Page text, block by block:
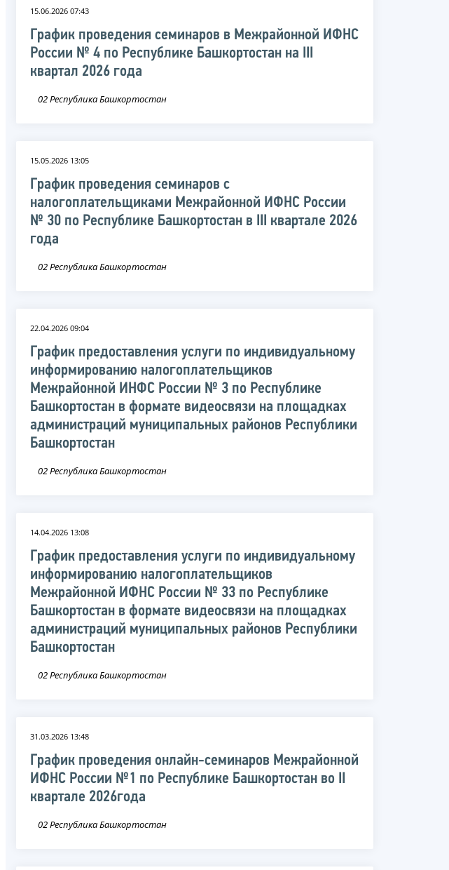
15.06.2026 07:43
График проведения семинаров в Межрайонной ИФНС
России № 4 по Республике Башкортостан на III
квартал 2026 года
02 Республика Башкортостан
15.05.2026 13:05
График проведения семинаров с
налогоплательщиками Межрайонной ИФНС России
№ 30 по Республике Башкортостан в III квартале 2026
года
02 Республика Башкортостан
22.04.2026 09:04
График предоставления услуги по индивидуальному
информированию налогоплательщиков
Межрайонной ИНФС России № 3 по Республике
Башкортостан в формате видеосвязи на площадках
администраций муниципальных районов Республики
Башкортостан
02 Республика Башкортостан
14.04.2026 13:08
График предоставления услуги по индивидуальному
информированию налогоплательщиков
Межрайонной ИФНС России № 33 по Республике
Башкортостан в формате видеосвязи на площадках
администраций муниципальных районов Республики
Башкортостан
02 Республика Башкортостан
31.03.2026 13:48
График проведения онлайн-семинаров Межрайонной
ИФНС России №1 по Республике Башкортостан во II
квартале 2026года
02 Республика Башкортостан